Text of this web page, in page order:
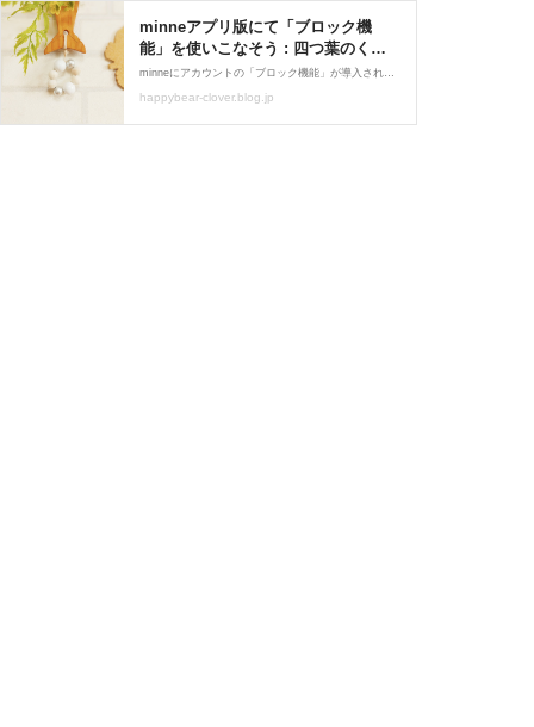
minneアプリ版にて「ブロック機
能」を使いこなそう : 四つ葉のくま
さんの癒しのお花、時々お料理日記 minneにアカウントの「ブロック機能」が導入されました。まずは先行でアプリ版がスタートされています。不審なメッセージなどでお困りの方は、マニュアルをご覧の上、「ブロック」をお試し下さい。
happybear-clover.blog.jp